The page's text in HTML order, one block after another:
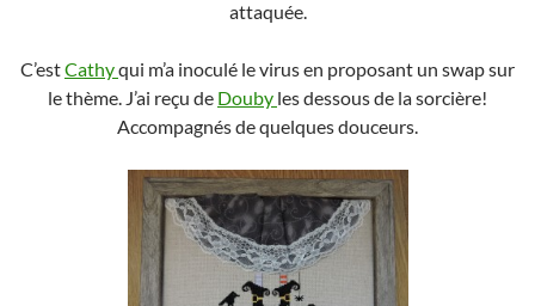
attaquée.
C’estCathyqui m’a inoculé le virus en proposant un swap sur
le thème. J’ai reçu de Douby les dessous de la sorcière!
Accompagnés de quelques douceurs.